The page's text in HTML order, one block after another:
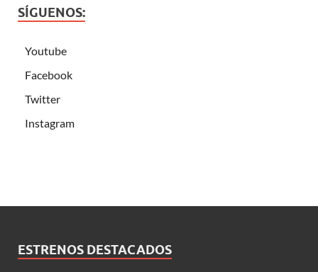
SÍGUENOS:
Youtube
Facebook
Twitter
Instagram
ESTRENOS DESTACADOS